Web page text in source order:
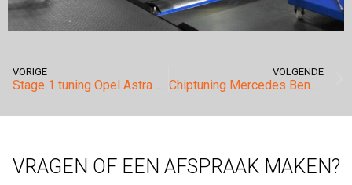
VORIGE
Stage 1 tuning Opel Astra 1.4 Turbo 150pk.
VOLGENDE
Chiptuning Mercedes Benz CLA 180 & 200 in Tilburg.
VRAGEN OF EEN AFSPRAAK MAKEN?